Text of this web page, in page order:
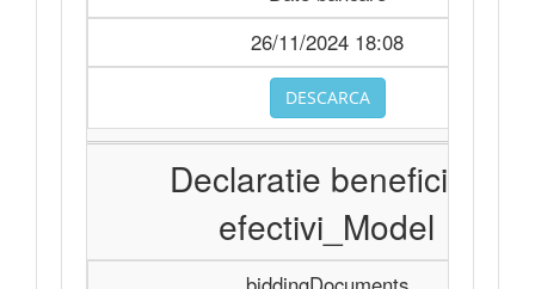
26/11/2024 18:08
DESCARCA
Declaratie beneficiari
efectivi_Model